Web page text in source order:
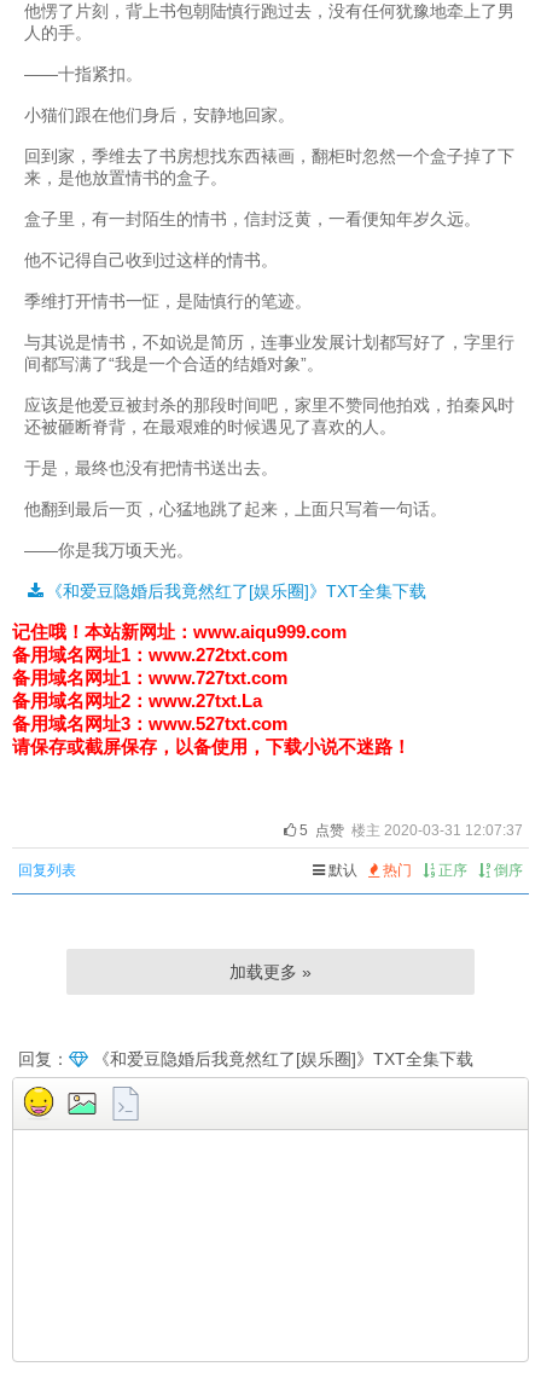
他愣了片刻，背上书包朝陆慎行跑过去，没有任何犹豫地牵上了男
人的手。
——十指紧扣。
小猫们跟在他们身后，安静地回家。
回到家，季维去了书房想找东西裱画，翻柜时忽然一个盒子掉了下
来，是他放置情书的盒子。
盒子里，有一封陌生的情书，信封泛黄，一看便知年岁久远。
他不记得自己收到过这样的情书。
季维打开情书一怔，是陆慎行的笔迹。
与其说是情书，不如说是简历，连事业发展计划都写好了，字里行
间都写满了“我是一个合适的结婚对象”。
应该是他爱豆被封杀的那段时间吧，家里不赞同他拍戏，拍秦风时
还被砸断脊背，在最艰难的时候遇见了喜欢的人。
于是，最终也没有把情书送出去。
他翻到最后一页，心猛地跳了起来，上面只写着一句话。
——你是我万顷天光。
《和爱豆隐婚后我竟然红了[娱乐圈]》TXT全集下载
记住哦！ 本站新网址：www.aiqu999.com
备用域名网址1： www.272txt.com
备用域名网址1： www.727txt.com
备用域名网址2： www.27txt.La
备用域名网址3： www.527txt.com
请保存或截屏保存，以备使用，下载小说不迷路！
5 点赞 楼主 2020-03-31 12:07:37
回复列表 默认 热门 正序 倒序
加载更多 »
回复： 《和爱豆隐婚后我竟然红了[娱乐圈]》TXT全集下载